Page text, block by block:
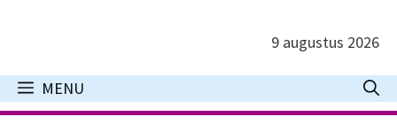
inhoud
9 augustus 2026
MENU